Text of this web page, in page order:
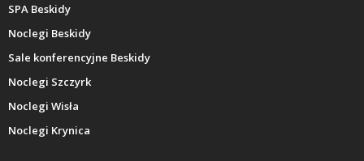
SPA Beskidy
Noclegi Beskidy
Sale konferencyjne Beskidy
Noclegi Szczyrk
Noclegi Wisła
Noclegi Krynica